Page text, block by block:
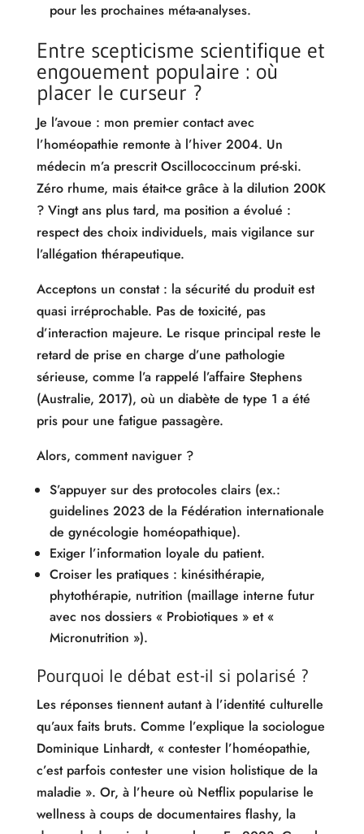
pour les prochaines méta-analyses.
Entre scepticisme scientifique et
engouement populaire : où
placer le curseur ?
Je l’avoue : mon premier contact avec
l’homéopathie remonte à l’hiver 2004. Un
médecin m’a prescrit Oscillococcinum pré-ski.
Zéro rhume, mais était-ce grâce à la dilution 200K
? Vingt ans plus tard, ma position a évolué :
respect des choix individuels, mais vigilance sur
l’allégation thérapeutique.
Acceptons un constat : la sécurité du produit est
quasi irréprochable. Pas de toxicité, pas
d’interaction majeure. Le risque principal reste le
retard de prise en charge d’une pathologie
sérieuse, comme l’a rappelé l’affaire Stephens
(Australie, 2017), où un diabète de type 1 a été
pris pour une fatigue passagère.
Alors, comment naviguer ?
S’appuyer sur des protocoles clairs (ex.:
guidelines 2023 de la Fédération internationale
de gynécologie homéopathique).
Exiger l’information loyale du patient.
Croiser les pratiques : kinésithérapie,
phytothérapie, nutrition (maillage interne futur
avec nos dossiers « Probiotiques » et «
Micronutrition »).
Pourquoi le débat est-il si polarisé ?
Les réponses tiennent autant à l’identité culturelle
qu’aux faits bruts. Comme l’explique la sociologue
Dominique Linhardt, « contester l’homéopathie,
c’est parfois contester une vision holistique de la
maladie ». Or, à l’heure où Netflix popularise le
wellness à coups de documentaires flashy, la